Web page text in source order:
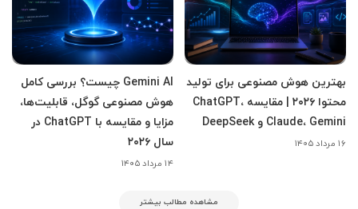
بهترین هوش مصنوعی برای تولید
محتوا ۲۰۲۶ | مقایسه ChatGPT،
Claude، Gemini و DeepSeek
۱۶ مرداد ۱۴۰۵
Gemini AI چیست؟ بررسی کامل
هوش مصنوعی گوگل، قابلیت‌ها،
مزایا و مقایسه با ChatGPT در
سال ۲۰۲۶
۱۴ مرداد ۱۴۰۵
مشاهده مطالب بیشتر